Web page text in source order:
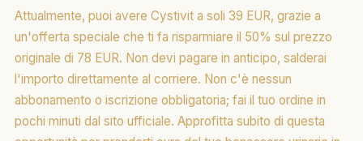
Attualmente, puoi avere Cystivit a soli 39 EUR, grazie a
un'offerta speciale che ti fa risparmiare il 50% sul prezzo
originale di 78 EUR. Non devi pagare in anticipo, salderai
l'importo direttamente al corriere. Non c'è nessun
abbonamento o iscrizione obbligatoria; fai il tuo ordine in
pochi minuti dal sito ufficiale. Approfitta subito di questa